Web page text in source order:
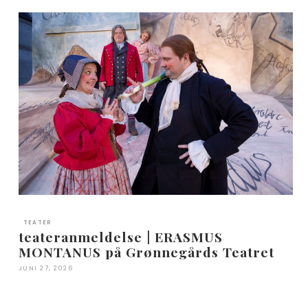
TEATER
teateranmeldelse | ERASMUS
MONTANUS på Grønnegårds Teatret
JUNI 27, 2026